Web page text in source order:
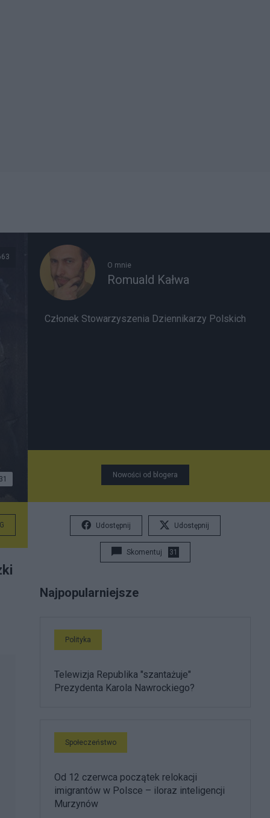
31
O mnie
Romuald Kałwa
Członek Stowarzyszenia Dziennikarzy Polskich
Nowości od blogera
Udostępnij Udostępnij
Skomentuj 31
Najpopularniejsze
Polityka
Telewizja Republika "szantażuje"
Prezydenta Karola Nawrockiego?
Społeczeństwo
Od 12 czerwca początek relokacji
imigrantów w Polsce – iloraz inteligencji
Murzynów